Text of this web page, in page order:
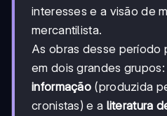
interesses e a visão de
mercantilista.
As obras desse período
em dois grandes grupos:
informação (produzida
cronistas) e a literatura